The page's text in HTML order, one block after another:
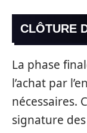
CLÔTURE
La phase
l’achat par
nécessaires.
signature